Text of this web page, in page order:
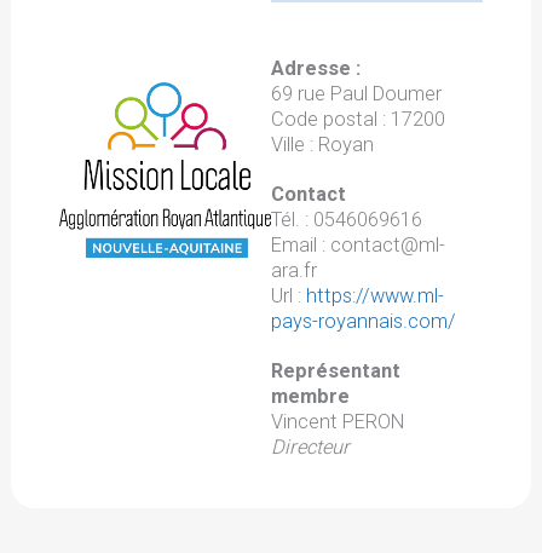
Adresse :
69 rue Paul Doumer
Code postal : 17200
Ville : Royan
Contact
Tél. : 0546069616
Email : contact@ml-
ara.fr
Url : https://www.ml-
pays-royannais.com/
Représentant
membre
Vincent PERON
Directeur